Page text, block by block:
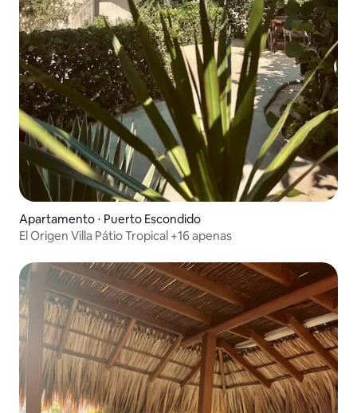
Apartamento ⋅ Puerto Escondido
El Origen Villa Pátio Tropical +16 apenas